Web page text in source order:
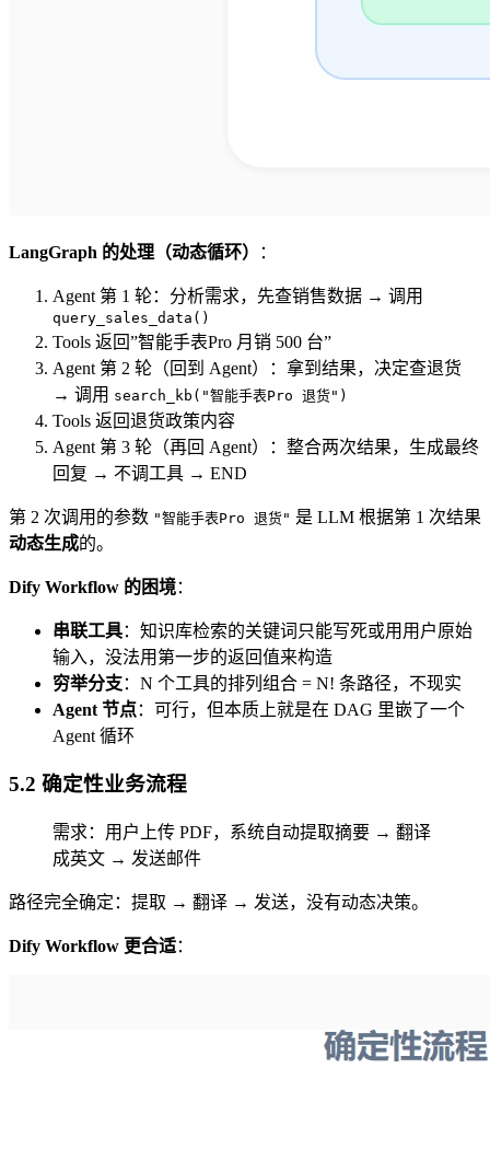
LangGraph 的处理（动态循环） ：
Agent 第 1 轮：分析需求，先查销售数据 → 调用
query_sales_data()
Tools 返回”智能手表Pro 月销 500 台”
Agent 第 2 轮（回到 Agent）：拿到结果，决定查退货
→ 调用 search_kb("智能手表Pro 退货")
Tools 返回退货政策内容
Agent 第 3 轮（再回 Agent）：整合两次结果，生成最终
回复 → 不调工具 → END
第 2 次调用的参数 "智能手表Pro 退货" 是 LLM 根据第 1 次结果
动态生成的。
Dify Workflow 的困境：
串联工具：知识库检索的关键词只能写死或用用户原始
输入，没法用第一步的返回值来构造
穷举分支：N 个工具的排列组合 = N! 条路径，不现实
Agent 节点：可行，但本质上就是在 DAG 里嵌了一个
Agent 循环
5.2 确定性业务流程
需求：用户上传 PDF，系统自动提取摘要 → 翻译
成英文 → 发送邮件
路径完全确定：提取 → 翻译 → 发送，没有动态决策。
Dify Workflow 更合适：